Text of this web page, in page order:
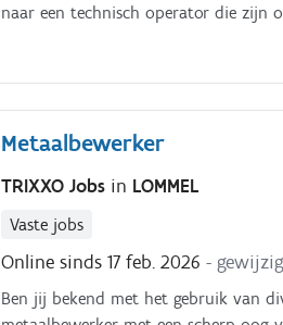
naar een technisch operator die zijn
Metaalbewerker
TRIXXO Jobs in LOMMEL
Vaste jobs
Online sinds 17 feb. 2026 -
Ben jij bekend met het gebruik van